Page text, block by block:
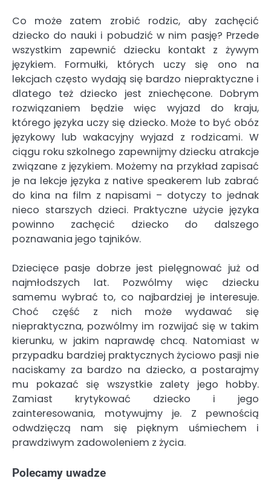
Co może zatem zrobić rodzic, aby zachęcić
dziecko do nauki i pobudzić w nim pasję? Przede
wszystkim zapewnić dziecku kontakt z żywym
językiem. Formułki, których uczy się ono na
lekcjach często wydają się bardzo niepraktyczne i
dlatego też dziecko jest zniechęcone. Dobrym
rozwiązaniem będzie więc wyjazd do kraju,
którego języka uczy się dziecko. Może to być obóz
językowy lub wakacyjny wyjazd z rodzicami. W
ciągu roku szkolnego zapewnijmy dziecku atrakcje
związane z językiem. Możemy na przykład zapisać
je na lekcje języka z native speakerem lub zabrać
do kina na film z napisami – dotyczy to jednak
nieco starszych dzieci. Praktyczne użycie języka
powinno zachęcić dziecko do dalszego
poznawania jego tajników.
Dziecięce pasje dobrze jest pielęgnować już od
najmłodszych lat. Pozwólmy więc dziecku
samemu wybrać to, co najbardziej je interesuje.
Choć część z nich może wydawać się
niepraktyczna, pozwólmy im rozwijać się w takim
kierunku, w jakim naprawdę chcą. Natomiast w
przypadku bardziej praktycznych życiowo pasji nie
naciskamy za bardzo na dziecko, a postarajmy
mu pokazać się wszystkie zalety jego hobby.
Zamiast krytykować dziecko i jego
zainteresowania, motywujmy je. Z pewnością
odwdzięczą nam się pięknym uśmiechem i
prawdziwym zadowoleniem z życia.
Polecamy uwadze